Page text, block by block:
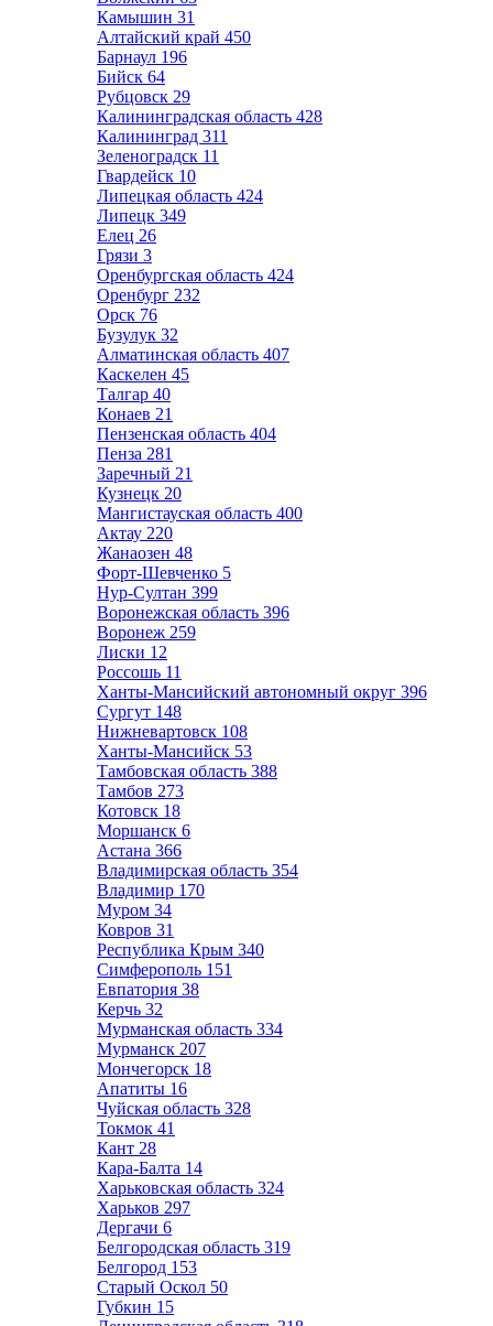
Камышин 31
Алтайский край 450
Барнаул 196
Бийск 64
Рубцовск 29
Калининградская область 428
Калининград 311
Зеленоградск 11
Гвардейск 10
Липецкая область 424
Липецк 349
Елец 26
Грязи 3
Оренбургская область 424
Оренбург 232
Орск 76
Бузулук 32
Алматинская область 407
Каскелен 45
Талгар 40
Конаев 21
Пензенская область 404
Пенза 281
Заречный 21
Кузнецк 20
Мангистауская область 400
Актау 220
Жанаозен 48
Форт-Шевченко 5
Нур-Султан 399
Воронежская область 396
Воронеж 259
Лиски 12
Россошь 11
Ханты-Мансийский автономный округ 396
Сургут 148
Нижневартовск 108
Ханты-Мансийск 53
Тамбовская область 388
Тамбов 273
Котовск 18
Моршанск 6
Астана 366
Владимирская область 354
Владимир 170
Муром 34
Ковров 31
Республика Крым 340
Симферополь 151
Евпатория 38
Керчь 32
Мурманская область 334
Мурманск 207
Мончегорск 18
Апатиты 16
Чуйская область 328
Токмок 41
Кант 28
Кара-Балта 14
Харьковская область 324
Харьков 297
Дергачи 6
Белгородская область 319
Белгород 153
Старый Оскол 50
Губкин 15